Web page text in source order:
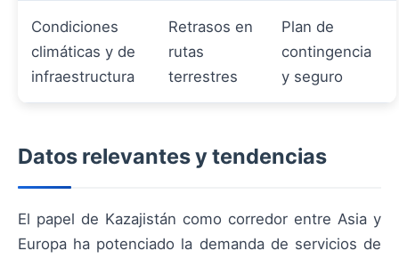
Condiciones
climáticas y de
infraestructura
Retrasos en
rutas
terrestres
Plan de
contingencia
y seguro
Datos relevantes y tendencias
El papel de Kazajistán como corredor entre Asia y
Europa ha potenciado la demanda de servicios de